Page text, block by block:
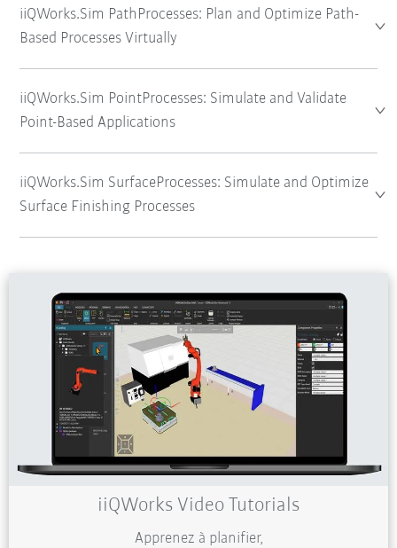
iiQWorks.Sim PathProcesses: Plan and Optimize Path-
Based Processes Virtually
iiQWorks.Sim PointProcesses: Simulate and Validate
Point-Based Applications
iiQWorks.Sim SurfaceProcesses: Simulate and Optimize
Surface Finishing Processes
iiQWorks Video Tutorials
Apprenez à planifier,